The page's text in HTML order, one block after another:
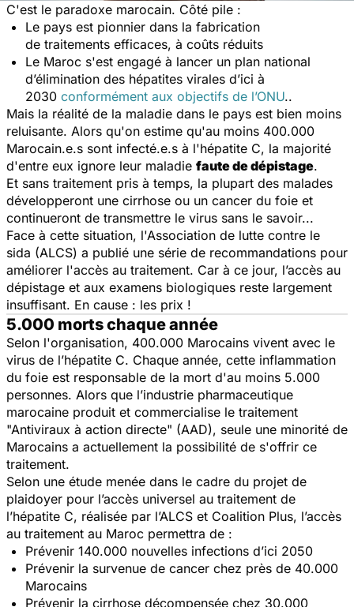
C'est le paradoxe marocain. Côté pile :
Le pays est pionnier dans la fabrication
de traitements efficaces, à coûts réduits
Le Maroc s'est engagé à lancer un plan national
d’élimination des hépatites virales d’ici à
2030 conformément aux objectifs de l’ONU..
Mais la réalité de la maladie dans le pays est bien moins
reluisante. Alors qu'on estime qu'au moins 400.000
Marocain.e.s sont infecté.e.s à l'hépatite C, la majorité
d'entre eux ignore leur maladie faute de dépistage.
Et sans traitement pris à temps, la plupart des malades
développeront une cirrhose ou un cancer du foie et
continueront de transmettre le virus sans le savoir...
Face à cette situation, l'Association de lutte contre le
sida (ALCS) a publié une série de recommandations pour
améliorer l'accès au traitement. Car à ce jour, l’accès au
dépistage et aux examens biologiques reste largement
insuffisant. En cause : les prix !
5.000 morts chaque année
Selon l'organisation, 400.000 Marocains vivent avec le
virus de l’hépatite C. Chaque année, cette inflammation
du foie est responsable de la mort d'au moins 5.000
personnes. Alors que l’industrie pharmaceutique
marocaine produit et commercialise le traitement
"Antiviraux à action directe" (AAD), seule une minorité de
Marocains a actuellement la possibilité de s'offrir ce
traitement.
Selon une étude menée dans le cadre du projet de
plaidoyer pour l’accès universel au traitement de
l’hépatite C, réalisée par l’ALCS et Coalition Plus, l’accès
au traitement au Maroc permettra de :
Prévenir 140.000 nouvelles infections d’ici 2050
Prévenir la survenue de cancer chez près de 40.000
Marocains
Prévenir la cirrhose décompensée chez 30.000